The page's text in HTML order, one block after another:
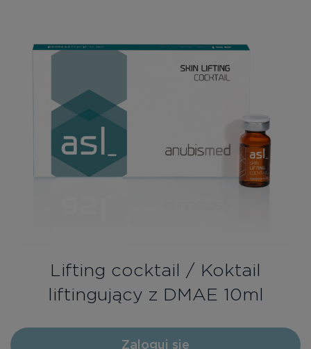
Historia marki
Bezpłatne konsultacje
Zaloguj się/Rejestracja
Lifting cocktail / Koktail
liftingujący z DMAE 10ml
Zaloguj sie